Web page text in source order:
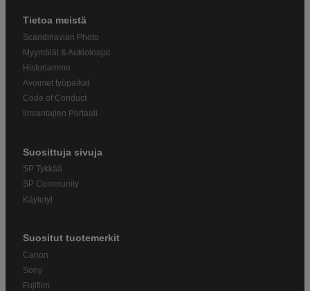
Tietoa meistä
Scandinavian Photo
Myymälät & Aukioloajat
Historiamme
Avoimet työpaikat
Code of Conduct
Ilmiantajien Portaali
Suosittuja sivuja
SP Tykkää
SP Community
Käytetyt
Suositut tuotemerkit
Canon
Sony
Fujifilm